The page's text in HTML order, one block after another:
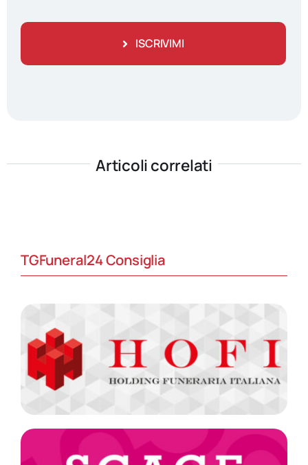
ISCRIVIMI
Articoli correlati
TGFuneral24 Consiglia